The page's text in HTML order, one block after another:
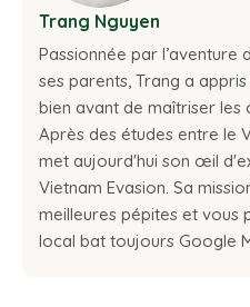
Trang Nguyen
Passionnée par l’aventure
ses parents, Trang a
bien avant de maîtriser les
Après des études entre le
met aujourd'hui son œil
Vietnam Evasion. Sa
meilleures pépites et vous
local bat toujours Google